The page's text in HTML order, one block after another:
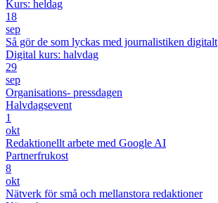
Kurs: heldag
18
sep
Så gör de som lyckas med journalistiken digitalt
Digital kurs: halvdag
29
sep
Organisations- pressdagen
Halvdagsevent
1
okt
Redaktionellt arbete med Google AI
Partnerfrukost
8
okt
Nätverk för små och mellanstora redaktioner